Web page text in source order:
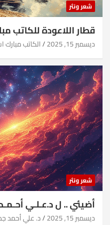
شعر ونثر
قطار اللاعودة للكاتب
ديسمبر 15, 2025 الكاتب
شعر ونثر
أضيئي .. ل د.عـلـي
ديسمبر 15, 2025 د. علي أحمد